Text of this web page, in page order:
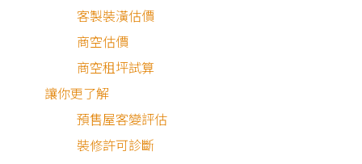
客製裝潢估價
商空估價
商空租坪試算
讓你更了解
預售屋客變評估
裝修許可診斷
輕奢暖調三代宅
輕奢感客廳設計